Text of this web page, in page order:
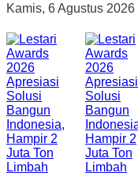
Kamis, 6 Agustus 2026